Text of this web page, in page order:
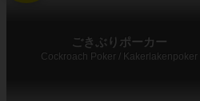
ごきぶりポーカー
Cockroach Poker / Kakerlakenpoker